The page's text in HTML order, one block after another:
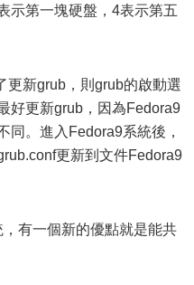
示第一塊硬盤，4表示第五
更新grub，則grub的啟動選
好更新grub，因為Fedora9
同。進入Fedora9系統後，
更新到文件Fedora9
有一個新的優點就是能共